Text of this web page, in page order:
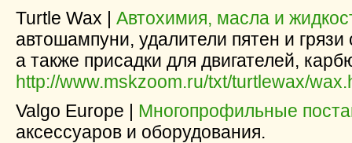
Turtle Wax | Автохимия, масла и
автошампуни, удалители пятен и грязи
а также присадки для двигателей,
http://www.mskzoom.ru/txt/turtlewax/
Valgo Europe | Многопрофильные
аксессуаров и оборудования.